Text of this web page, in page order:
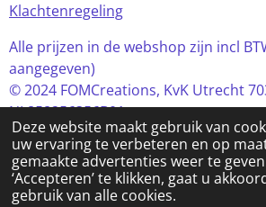
Deze website maakt gebruik van
uw ervaring te verbeteren en op
gemaakte advertenties weer te
‘Accepteren’ te klikken, gaat u
gebruik van alle cookies.
Klachtenregeling
Alle prijzen in de webshop zijn incl
aangegeven)
© 2024 FOMCreations, KvK Utrecht
NL858256356B01
Powered byJouwWeb